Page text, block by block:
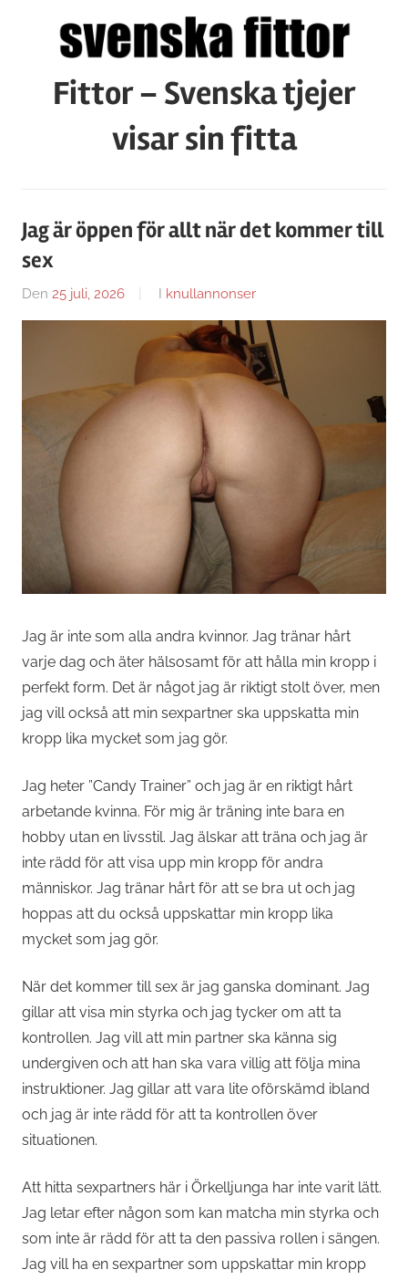
Fittor – Svenska tjejer
visar sin fitta
Jag är öppen för allt när det kommer till
sex
Den 25 juli, 2026
Av
Caroline
knullannonser
Jag är inte som alla andra kvinnor. Jag tränar hårt
varje dag och äter hälsosamt för att hålla min kropp i
perfekt form. Det är något jag är riktigt stolt över, men
jag vill också att min sexpartner ska uppskatta min
kropp lika mycket som jag gör.
Jag heter ”Candy Trainer” och jag är en riktigt hårt
arbetande kvinna. För mig är träning inte bara en
hobby utan en livsstil. Jag älskar att träna och jag är
inte rädd för att visa upp min kropp för andra
människor. Jag tränar hårt för att se bra ut och jag
hoppas att du också uppskattar min kropp lika
mycket som jag gör.
När det kommer till sex är jag ganska dominant. Jag
gillar att visa min styrka och jag tycker om att ta
kontrollen. Jag vill att min partner ska känna sig
undergiven och att han ska vara villig att följa mina
instruktioner. Jag gillar att vara lite oförskämd ibland
och jag är inte rädd för att ta kontrollen över
situationen.
Att hitta sexpartners här i Örkelljunga har inte varit lätt.
Jag letar efter någon som kan matcha min styrka och
som inte är rädd för att ta den passiva rollen i sängen.
Jag vill ha en sexpartner som uppskattar min kropp